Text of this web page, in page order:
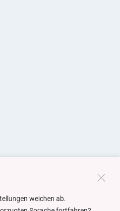
weichen ab.